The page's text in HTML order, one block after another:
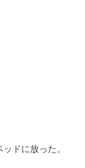
ドに放った。